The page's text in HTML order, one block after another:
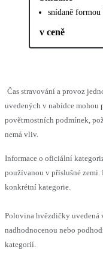
snídaně formou
v ceně
Čas stravování a provoz
uvedených v nabídce mohou
povětrnostních podmínek,
nemá vliv.
Informace o oficiální
používanou v příslušné
konkrétní kategorie.
Polovina hvězdičky uvedená
nadhodnocenou nebo
kategorií.